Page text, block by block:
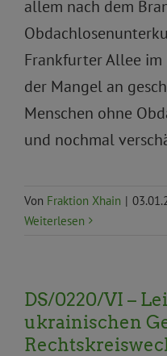
allem nach dem
Frankfurter Allee im
der Mangel an
Menschen ohne
und nochmal
Von Fraktion Xhain |
Weiterlesen
DS/0220/VI –
ukrainischen